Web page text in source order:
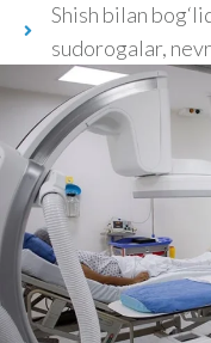
Shish bilan
sudorogalar,